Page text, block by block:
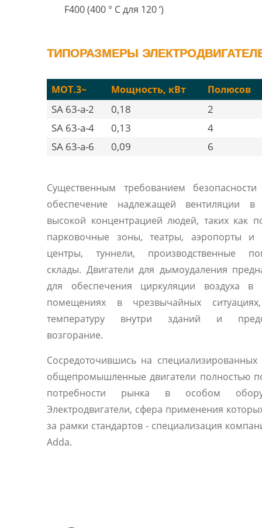
F400 (400 ° C для 120 ‘)
ТИПОРАЗМЕРЫ
MOT.3~ Мощность, кВт Полюсов
SA 63-a-2 0,18
2
SA 63-a-4
0,13
4
SA 63-a-6
0,09 6
Существенным требованием безопасности
обеспечение надлежащей вентиляции
высокой концентрацией людей, таких как
парковочные зоны, театры, аэропорты и
центры, туннели, производственные
склады. Двигатели для дымоудаления
для обеспечения циркуляции воздуха в
помещениях в чрезвычайных
температуру внутри зданий и
возгорание.
Сосредоточившись на специализированных
общепромышленные двигатели полностью
потребности рынка в особом
Электродвигатели, сфера применения
за рамки стандартов - специализация
Adda.